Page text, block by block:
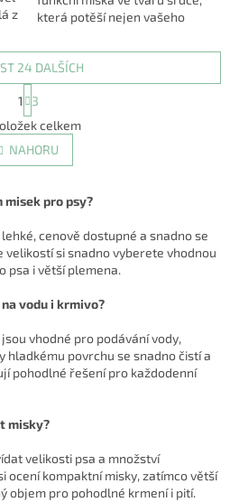
z
která potěší nejen vašeho
stylovým designem 💚🐾.
Vyrobena z odolného...
O
v
l
á
a
í
p
r
k
v
ý
p
u
24 DALŠÍCH
t
r
á
n
k
v
n
í
1
3
celkem
NAHORU
misek pro psy?
cenově dostupné a snadno se
velikostí si snadno vyberete vhodnou
psa i větší plemena.
vodu i krmivo?
jsou vhodné pro podávání vody,
hladkému povrchu se snadno čistí a
pohodlné řešení pro každodenní
misky?
velikosti psa a množství
ocení kompaktní misky, zatímco větší
objem pro pohodlné krmení i pití.